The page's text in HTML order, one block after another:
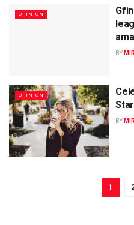
OPINION
BY
OPINION
BY
1